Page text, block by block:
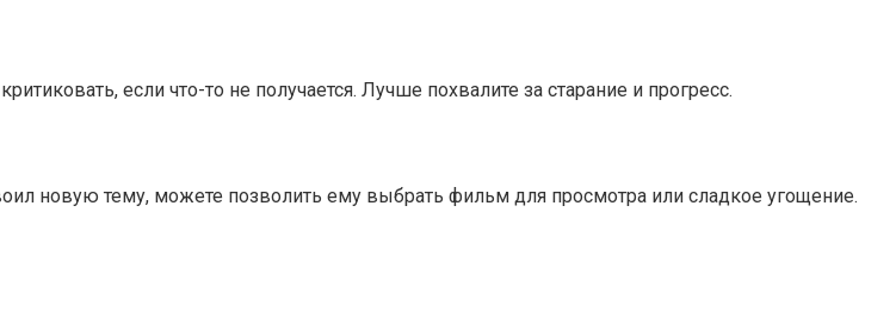
если что-то не получается. Лучше похвалите за старание и прогресс.
новую тему, можете позволить ему выбрать фильм для просмотра или сладкое угощение.